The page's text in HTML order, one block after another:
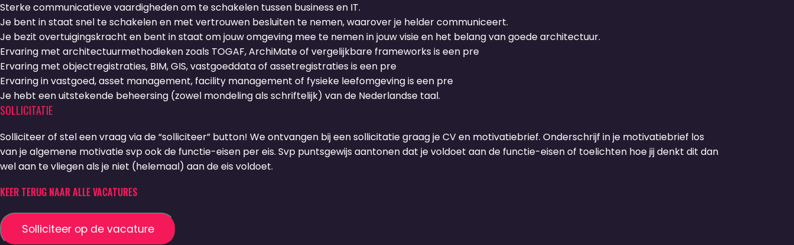
Sterke communicatieve vaardigheden om te schakelen tussen business en IT.
Je bent in staat snel te schakelen en met vertrouwen besluiten te nemen, waarover je helder communiceert.
Je bezit overtuigingskracht en bent in staat om jouw omgeving mee te nemen in jouw visie en het belang van goede architectuur.
Ervaring met architectuurmethodieken zoals TOGAF, ArchiMate of vergelijkbare frameworks is een pre
Ervaring met objectregistraties, BIM, GIS, vastgoeddata of assetregistraties is een pre
Ervaring in vastgoed, asset management, facility management of fysieke leefomgeving is een pre
Je hebt een uitstekende beheersing (zowel mondeling als schriftelijk) van de Nederlandse taal.
SOLLICITATIE
Solliciteer of stel een vraag via de “solliciteer” button! We ontvangen bij een sollicitatie graag je CV en motivatiebrief. Onderschrijf in je motivatiebrief los
van je algemene motivatie svp ook de functie-eisen per eis. Svp puntsgewijs aantonen dat je voldoet aan de functie-eisen of toelichten hoe jij denkt dit dan
wel aan te vliegen als je niet (helemaal) aan de eis voldoet.
KEER TERUG NAAR ALLE VACATURES